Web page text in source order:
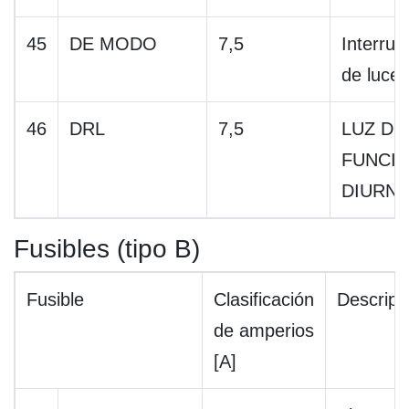
45 DE MODO 7,5
de luces
46 DRL 7,5
LUZ DE
Fusibles (tipo B)
Fusible
Clasificación
de amperios
[A]